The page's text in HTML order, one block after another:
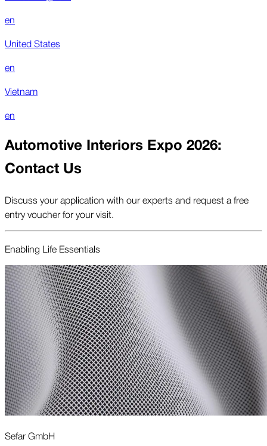
en
United States
en
Vietnam
en
Automotive Interiors Expo 2026:
Contact Us
Discuss your application with our experts and request a free
entry voucher for your visit.
Enabling Life Essentials
Sefar GmbH